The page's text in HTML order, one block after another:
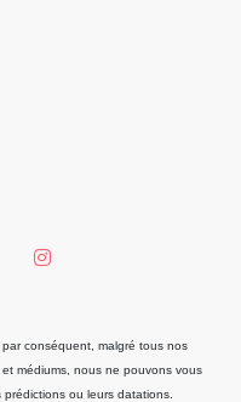
conséquent, malgré tous nos
médiums, nous ne pouvons vous
ou leurs datations.